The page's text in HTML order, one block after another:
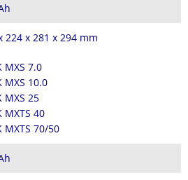
224 x 281 x 294 mm
MXS 7.0
MXS 10.0
MXS 25
MXTS 40
MXTS 70/50